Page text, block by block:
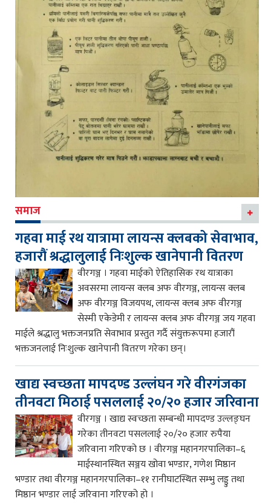
समाज
गहवा माई रथ यात्रामा लायन्स क्लबको सेवाभाव,
हजारौं श्रद्धालुलाई निःशुल्क खानेपानी वितरण
वीरगञ्ज । गहवा माईको ऐतिहासिक रथ यात्राका
अवसरमा लायन्स क्लब अफ वीरगञ्ज, लायन्स क्लब
अफ वीरगञ्ज विजयपथ, लायन्स क्लब अफ वीरगञ्ज
सेस्मी एकेडेमी र लायन्स क्लब अफ वीरगञ्ज जय गहवा
माईले श्रद्धालु भक्तजनप्रति सेवाभाव प्रस्तुत गर्दै संयुक्तरूपमा हजारौं
भक्तजनलाई निःशुल्क खानेपानी वितरण गरेका छन्।
खाद्य स्वच्छता मापदण्ड उल्लंघन गरे वीरगंजका
तीनवटा मिठाई पसललाई २०/२० हजार जरिवाना
वीरगञ्ज । खाद्य स्वच्छता सम्बन्धी मापदण्ड उल्लङ्घन
गरेका तीनवटा पसललाई २०/२० हजार रुपैया
जरिवाना गरिएको छ । वीरगञ्ज महानगरपालिका–६
माईस्थानस्थित सञ्जय खोवा भण्डार, गणेश मिष्ठान
भण्डार तथा वीरगञ्ज महानगरपालिका–११ रानीघाटस्थित सम्भु लड्डु तथा
मिष्ठान भण्डार लाई जरिवाना गरिएको हो ।